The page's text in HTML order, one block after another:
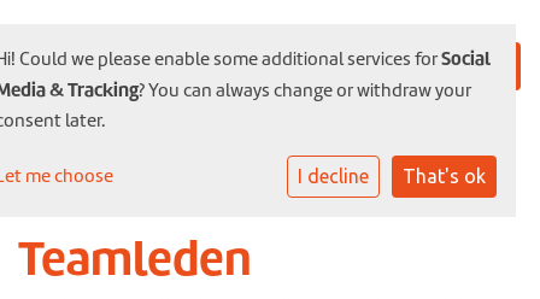
Teamleden
Could we please enable some additional services forSocial
& Tracking? You can always change or withdraw your
later.
me choose I decline That's ok